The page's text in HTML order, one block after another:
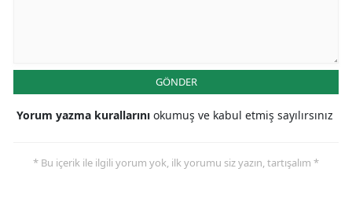
GÖNDER
Yorum yazma kurallarını okumuş ve kabul etmiş sayılırsınız
* Bu içerik ile ilgili yorum yok, ilk yorumu siz yazın, tartışalım *